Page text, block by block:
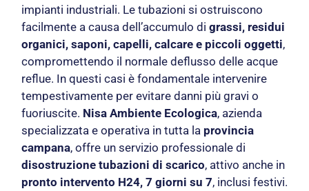
impianti industriali. Le tubazioni si ostruiscono
facilmente a causa dell’accumulo di grassi, residui
organici, saponi, capelli, calcare e piccoli oggetti,
compromettendo il normale deflusso delle acque
reflue. In questi casi è fondamentale intervenire
tempestivamente per evitare danni più gravi o
fuoriuscite. Nisa Ambiente Ecologica, azienda
specializzata e operativa in tutta la provincia
campana, offre un servizio professionale di
disostruzione tubazioni di scarico, attivo anche in
pronto intervento H24, 7 giorni su 7, inclusi festivi.